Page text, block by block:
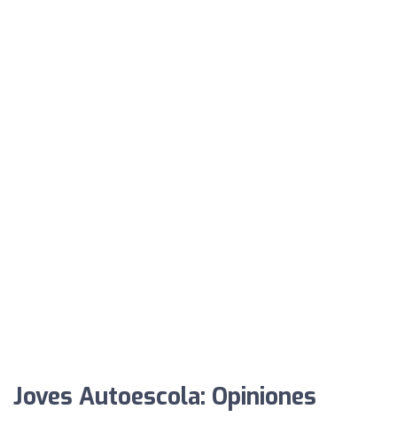
Joves Autoescola: Opiniones